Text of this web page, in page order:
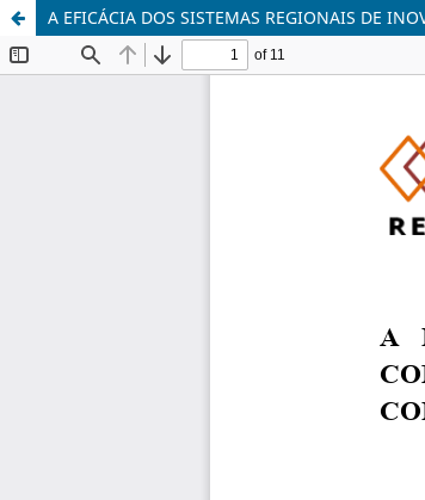
A EFICÁCIA DOS SISTEMAS REGIONAIS DE